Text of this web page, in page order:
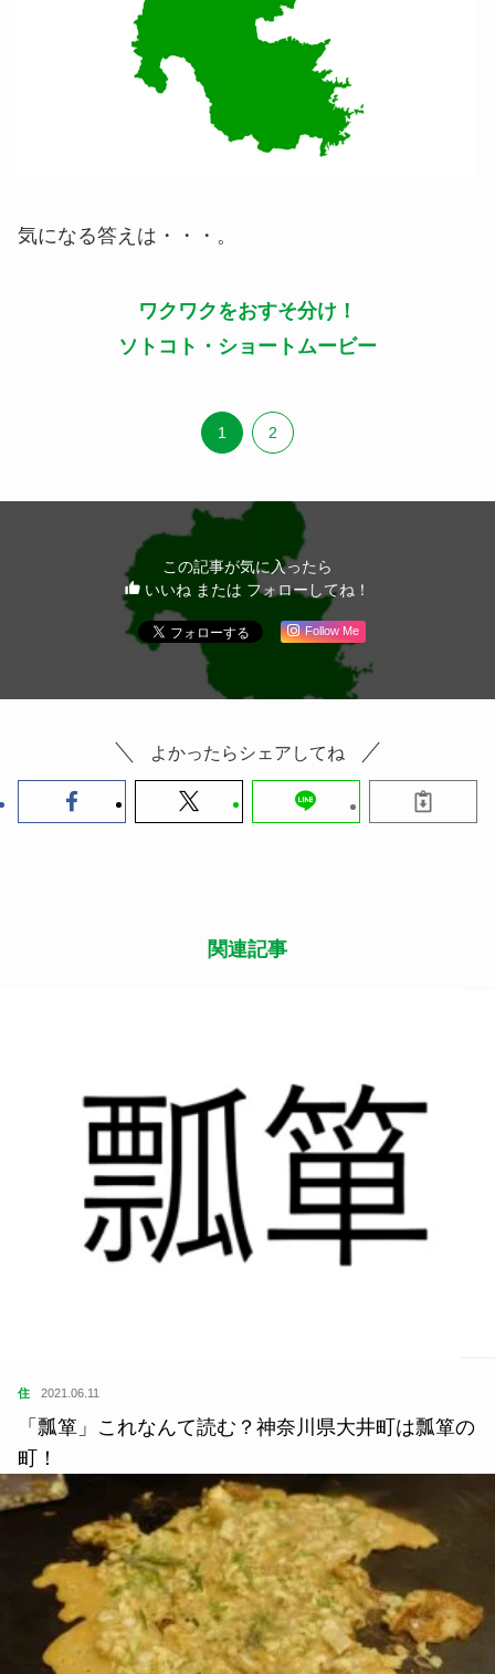
気になる答えは・・・。
ワクワクをおすそ分け！
ソトコト・ショートムービー
1 2
この記事が気に入ったら
いいね または フォローしてね！
Follow Me
よかったらシェアしてね
関連記事
住 2021.06.11
「瓢箪」これなんて読む？神奈川県大井町は瓢箪の
町！